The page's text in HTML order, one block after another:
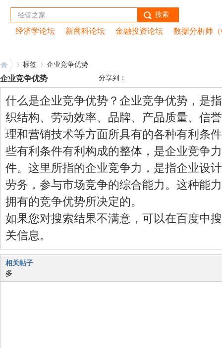
搜索
经济学论坛 新商科论坛 金融投资论坛 数据分析师
管
›
标签
›
企业竞争优势
企业竞争优势 分享到：
什么是企业竞争优势？企业竞争优势，是
织结构、劳动效率、品牌、产品质量、信
理和营销技术等方面所具有的各种有利条
些有利条件有利构成的整体，是企业竞争
件。这里所指的企业竞争力，是指企业设
劳务，参与市场竞争的综合能力。这种能
拥有的竞争优势所决定的。
如果您对搜索结果不满意，可以在百度中
关信息。
相关帖子
多